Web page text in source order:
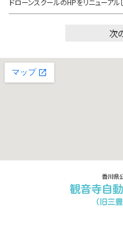
ドローンスクールのHPをリニューアル
次